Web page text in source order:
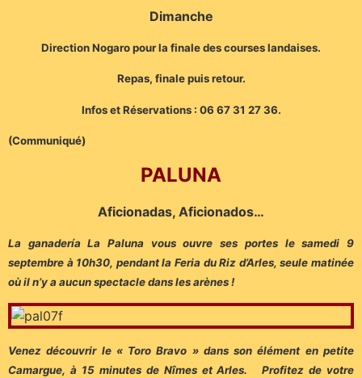
Dimanche
Direction Nogaro pour la finale des courses landaises.
Repas, finale puis retour.
Infos et Réservations : 06 67 31 27 36.
(Communiqué)
PALUNA
Aficionadas, Aficionados…
La ganadería La Paluna vous ouvre ses portes le samedi 9
septembre à 10h30, pendant la Feria du Riz d’Arles, seule matinée
où il n’y a aucun spectacle dans les arènes !
Venez découvrir le « Toro Bravo » dans son élément en petite
Camargue, à 15 minutes de Nîmes et Arles. Profitez de votre